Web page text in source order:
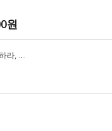
원
심부열을 올려서 암을 예방하라, 5000년 동양전통 힐링테라피! NO전자파,표면찜질이 아닌 내부로 집중해서 전달하는 뜸의 효과, 복부비만,수족냉증,난임,생리통,다이어트지압,변비 "바디솔라 천연옥ㅡ백옥"